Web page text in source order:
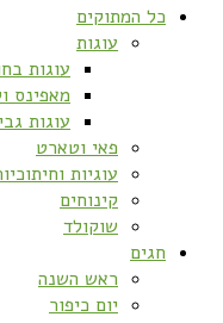
כל המתוקים
עוגות
עוגות
מאפינס
עוגות
פאי וטארט
עוגיות
קינוחים
שוקולד
חגים
ראש השנה
יום כיפור